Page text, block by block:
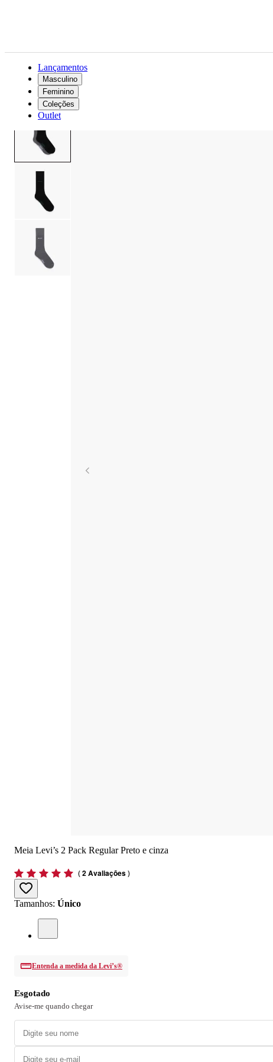
Lançamentos
Masculino
Feminino
Coleções
Outlet
Acessórios
Meia Levi’s 2 Pack Regular Preto e cinza
(2 Avaliações)
Tamanhos: Único
Entenda a medida da Levi’s®
Esgotado
Avise-me quando chegar